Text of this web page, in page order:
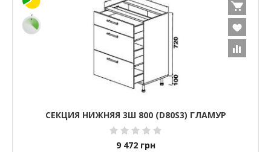
СЕКЦИЯ НИЖНЯЯ 3Ш 800 (D80S3) ГЛАМУР
9 472 грн